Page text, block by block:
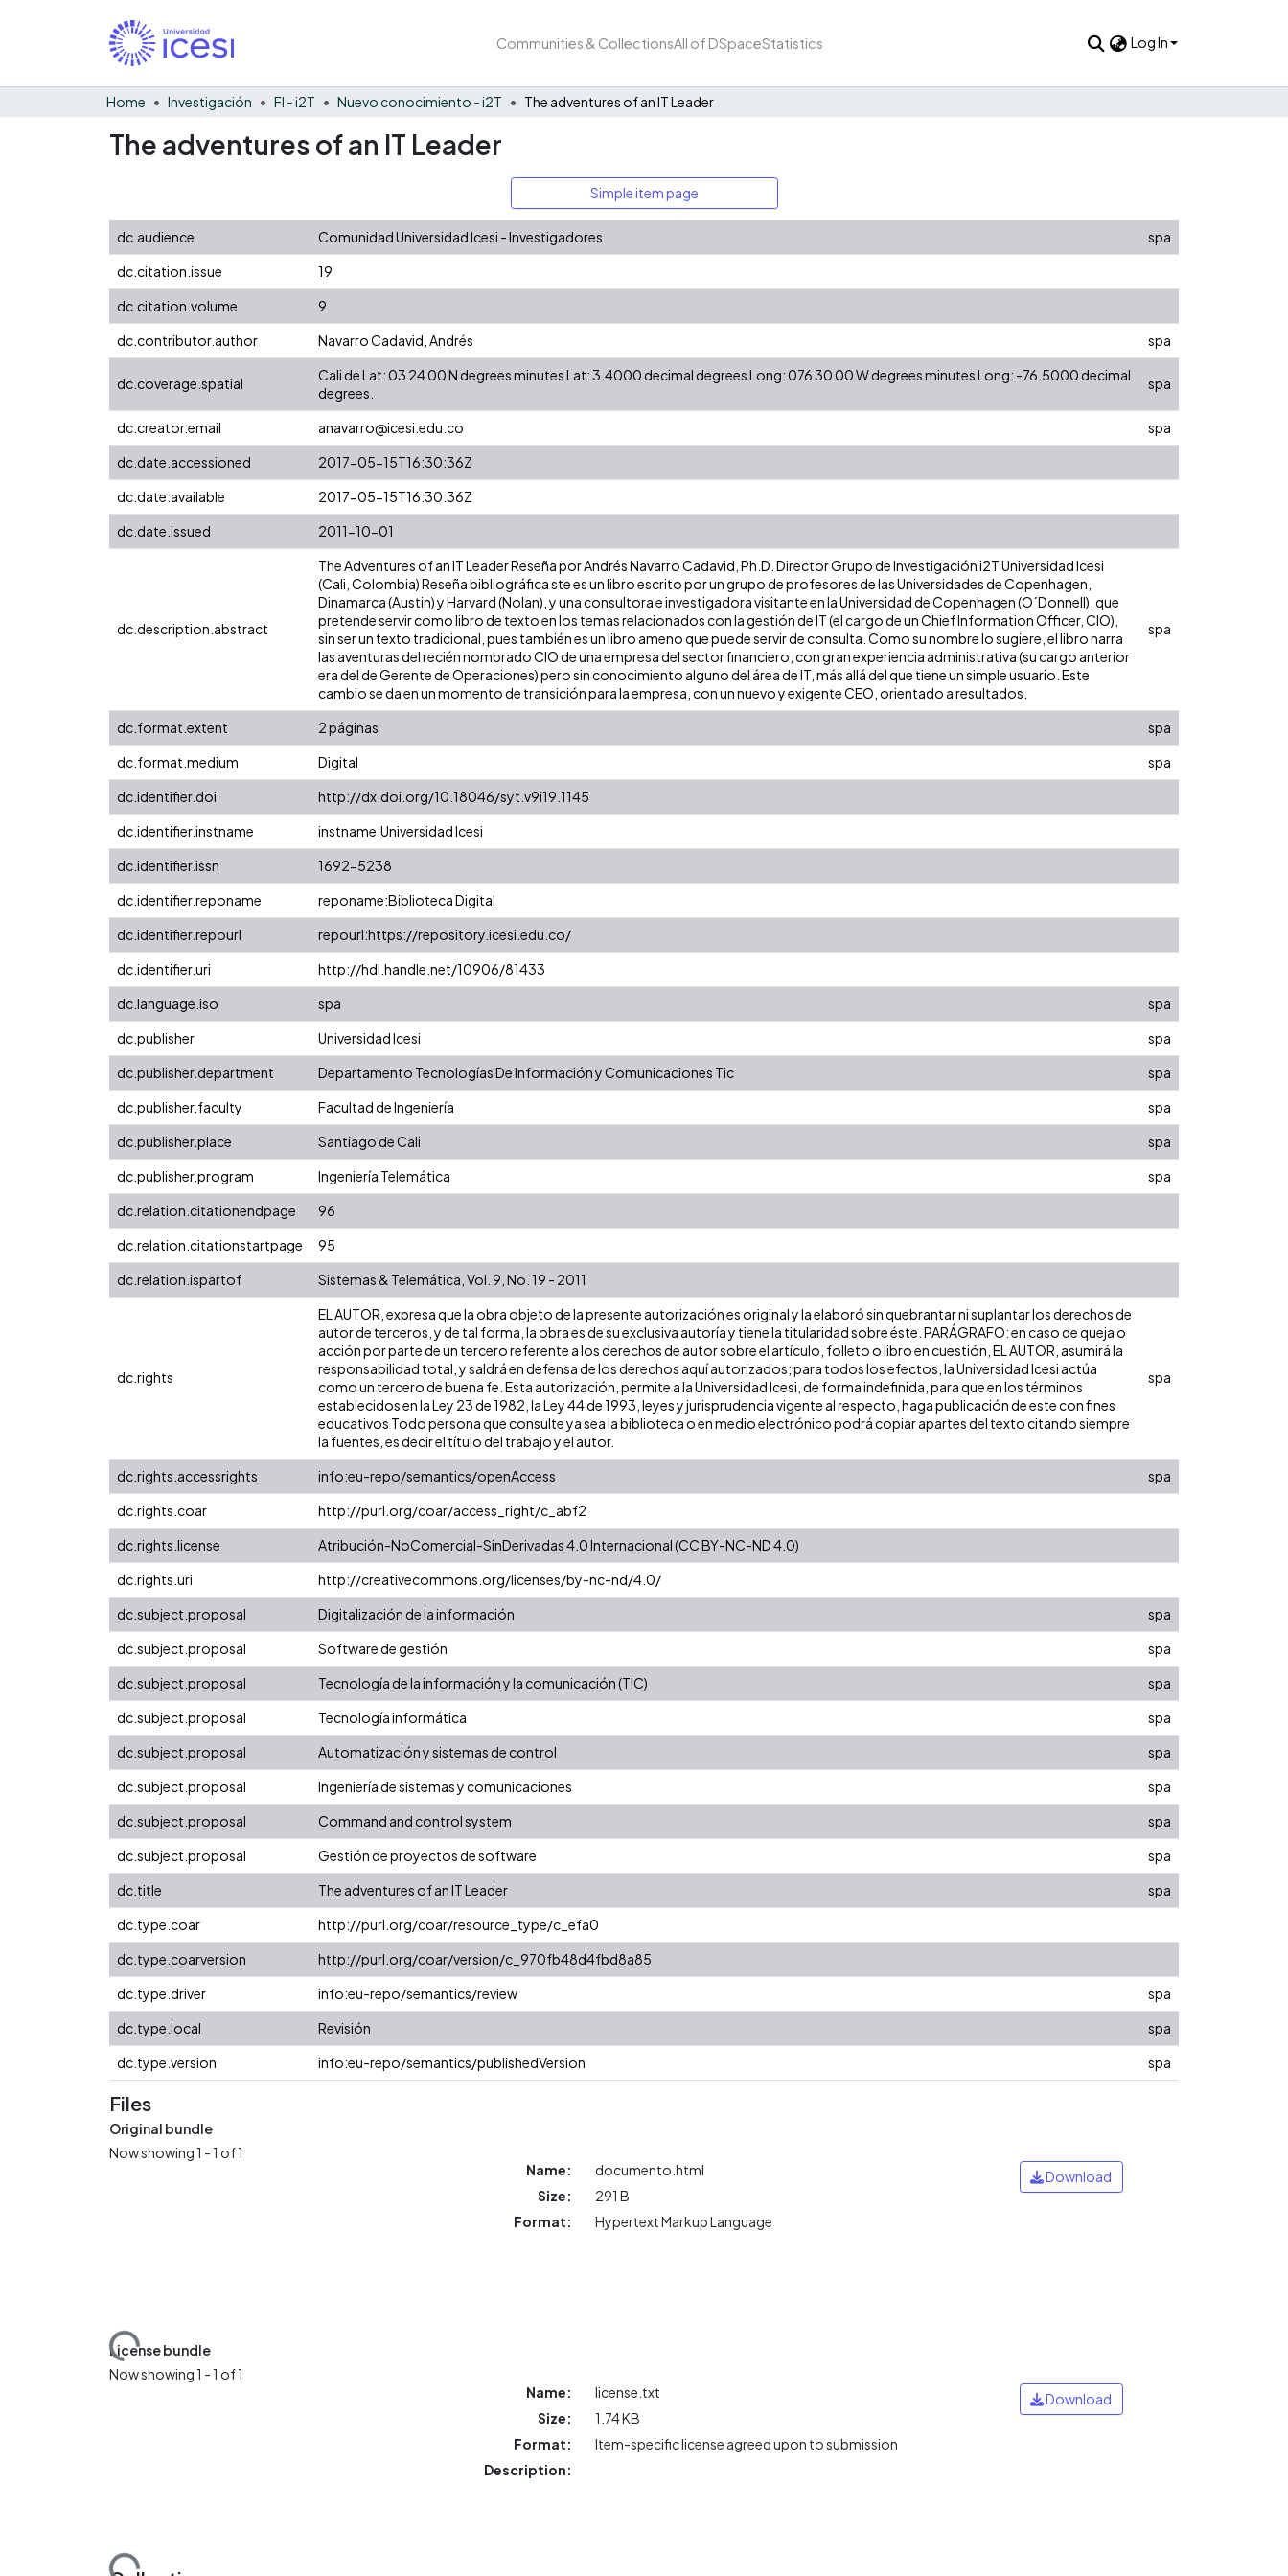
Communities & CollectionsAll of DSpaceStatistics Log In
Home Investigación FI - i2T Nuevo conocimiento - i2T The adventures of an IT Leader
The adventures of an IT Leader
Simple item page
dc.audience Comunidad Universidad Icesi - Investigadores
spa
dc.citation.issue
19
dc.citation.volume
9
dc.contributor.author
Navarro Cadavid, Andrés spa
dc.coverage.spatial
Cali de Lat: 03 24 00 N degrees minutes Lat: 3.4000 decimal degrees Long: 076 30 00 W degrees minutes Long: -76.5000 decimal
degrees.
spa
dc.creator.email anavarro@icesi.edu.co
spa
dc.date.accessioned
2017-05-15T16:30:36Z
dc.date.available
2017-05-15T16:30:36Z
dc.date.issued
2011-10-01
dc.description.abstract
The Adventures of an IT Leader Reseña por Andrés Navarro Cadavid, Ph.D. Director Grupo de Investigación i2T Universidad Icesi
(Cali, Colombia) Reseña bibliográfica ste es un libro escrito por un grupo de profesores de las Universidades de Copenhagen,
Dinamarca (Austin) y Harvard (Nolan), y una consultora e investigadora visitante en la Universidad de Copenhagen (O´Donnell), que
pretende servir como libro de texto en los temas relacionados con la gestión de IT (el cargo de un Chief Information Officer, CIO),
sin ser un texto tradicional, pues también es un libro ameno que puede servir de consulta. Como su nombre lo sugiere, el libro narra
las aventuras del recién nombrado CIO de una empresa del sector financiero, con gran experiencia administrativa (su cargo anterior
era del de Gerente de Operaciones) pero sin conocimiento alguno del área de IT, más allá del que tiene un simple usuario. Este
cambio se da en un momento de transición para la empresa, con un nuevo y exigente CEO, orientado a resultados.
spa
dc.format.extent 2 páginas
spa
dc.format.medium
Digital
spa
dc.identifier.doi
http://dx.doi.org/10.18046/syt.v9i19.1145
dc.identifier.instname
instname:Universidad Icesi
dc.identifier.issn
1692-5238
dc.identifier.reponame
reponame:Biblioteca Digital
dc.identifier.repourl
repourl:https://repository.icesi.edu.co/
dc.identifier.uri
http://hdl.handle.net/10906/81433
dc.language.iso
spa
spa
dc.publisher
Universidad Icesi
spa
dc.publisher.department
Departamento Tecnologías De Información y Comunicaciones Tic
spa
dc.publisher.faculty
Facultad de Ingeniería
spa
dc.publisher.place
Santiago de Cali
spa
dc.publisher.program
Ingeniería Telemática
spa
dc.relation.citationendpage
96
dc.relation.citationstartpage
95
dc.relation.ispartof
Sistemas & Telemática, Vol. 9, No. 19 - 2011
dc.rights
EL AUTOR, expresa que la obra objeto de la presente autorización es original y la elaboró sin quebrantar ni suplantar los derechos de
autor de terceros, y de tal forma, la obra es de su exclusiva autoría y tiene la titularidad sobre éste. PARÁGRAFO: en caso de queja o
acción por parte de un tercero referente a los derechos de autor sobre el artículo, folleto o libro en cuestión, EL AUTOR, asumirá la
responsabilidad total, y saldrá en defensa de los derechos aquí autorizados; para todos los efectos, la Universidad Icesi actúa
como un tercero de buena fe. Esta autorización, permite a la Universidad Icesi, de forma indefinida, para que en los términos
establecidos en la Ley 23 de 1982, la Ley 44 de 1993, leyes y jurisprudencia vigente al respecto, haga publicación de este con fines
educativos Todo persona que consulte ya sea la biblioteca o en medio electrónico podrá copiar apartes del texto citando siempre
la fuentes, es decir el título del trabajo y el autor.
spa
dc.rights.accessrights info:eu-repo/semantics/openAccess
spa
dc.rights.coar
http://purl.org/coar/access_right/c_abf2
dc.rights.license
Atribución-NoComercial-SinDerivadas 4.0 Internacional (CC BY-NC-ND 4.0)
dc.rights.uri
http://creativecommons.org/licenses/by-nc-nd/4.0/
dc.subject.proposal
Digitalización de la información
spa
dc.subject.proposal
Software de gestión
spa
dc.subject.proposal
Tecnología de la información y la comunicación (TIC)
spa
dc.subject.proposal
Tecnología informática
spa
dc.subject.proposal
Automatización y sistemas de control
spa
dc.subject.proposal
Ingeniería de sistemas y comunicaciones
spa
dc.subject.proposal
Command and control system
spa
dc.subject.proposal
Gestión de proyectos de software
spa
dc.title
The adventures of an IT Leader
spa
dc.type.coar
http://purl.org/coar/resource_type/c_efa0
dc.type.coarversion
http://purl.org/coar/version/c_970fb48d4fbd8a85
dc.type.driver
info:eu-repo/semantics/review
spa
dc.type.local
Revisión
spa
dc.type.version
info:eu-repo/semantics/publishedVersion spa
Files
Original bundle
Now showing1 - 1 of 1
Loading...
Name:
documento.html
Size:
291 B
Format:
Hypertext Markup Language
Download
License bundle
Now showing1 - 1 of 1
Loading...
Name:
license.txt
Size:
1.74 KB
Format:
Item-specific license agreed upon to submission
Description:
Download